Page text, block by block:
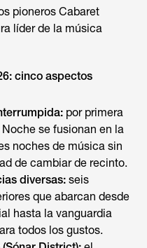
pioneros Cabaret
líder de la música
cinco aspectos
por primera
se fusionan en la
noches de música sin
de cambiar de recinto.
diversas: seis
que abarcan desde
hasta la vanguardia
todos los gustos.